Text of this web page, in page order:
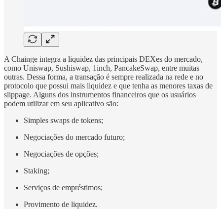
A Chainge integra a liquidez das principais DEXes do mercado,
como Uniswap, Sushiswap, 1inch, PancakeSwap, entre muitas
outras. Dessa forma, a transação é sempre realizada na rede e no
protocolo que possui mais liquidez e que tenha as menores taxas de
slippage. Alguns dos instrumentos financeiros que os usuários
podem utilizar em seu aplicativo são:
Simples swaps de tokens;
Negociações do mercado futuro;
Negociações de opções;
Staking;
Serviços de empréstimos;
Provimento de liquidez.